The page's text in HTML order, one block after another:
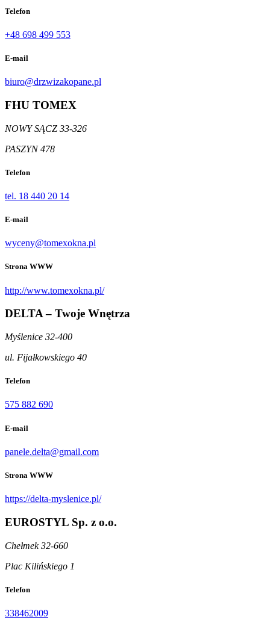
Telefon
+48 698 499 553
E-mail
biuro@drzwizakopane.pl
FHU TOMEX
NOWY SĄCZ 33-326
PASZYN 478
Telefon
tel. 18 440 20 14
E-mail
wyceny@tomexokna.pl
Strona WWW
http://www.tomexokna.pl/
DELTA – Twoje Wnętrza
Myślenice 32-400
ul. Fijałkowskiego 40
Telefon
575 882 690
E-mail
panele.delta@gmail.com
Strona WWW
https://delta-myslenice.pl/
EUROSTYL Sp. z o.o.
Chełmek 32-660
Plac Kilińskiego 1
Telefon
338462009